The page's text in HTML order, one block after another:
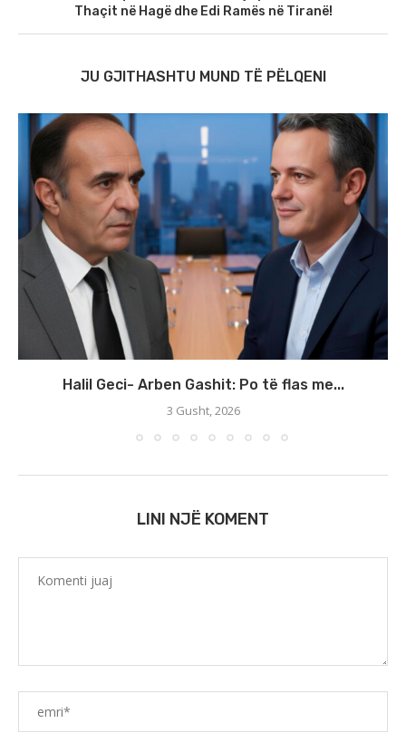
Thaçit në Hagë dhe Edi Ramës në Tiranë!
JU GJITHASHTU MUND TË PËLQENI
Halil Geci- Arben Gashit: Po të flas me...
3 Gusht, 2026
LINI NJË KOMENT